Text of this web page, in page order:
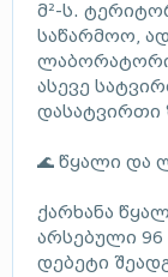
მ²-ს.
საწარმოო,
ასევე
დასატვირთი
🌊 წყალი და
ქარხანა
არსებული
დებეტი